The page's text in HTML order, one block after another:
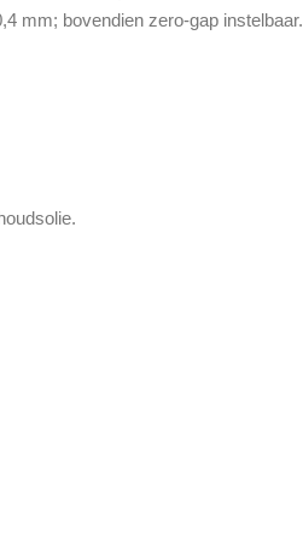
mm; bovendien zero-gap instelbaar.